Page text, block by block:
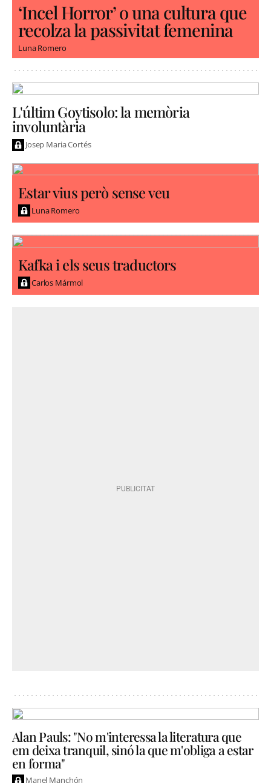
‘Incel Horror’ o una cultura que
recolza la passivitat femenina
Luna Romero
L'últim Goytisolo: la memòria
involuntària
Josep Maria Cortés
Estar vius però sense veu
Luna Romero
Kafka i els seus traductors
Carlos Mármol
Alan Pauls: "No m'interessa la literatura que
em deixa tranquil, sinó la que m'obliga a estar
en forma"
Manel Manchón